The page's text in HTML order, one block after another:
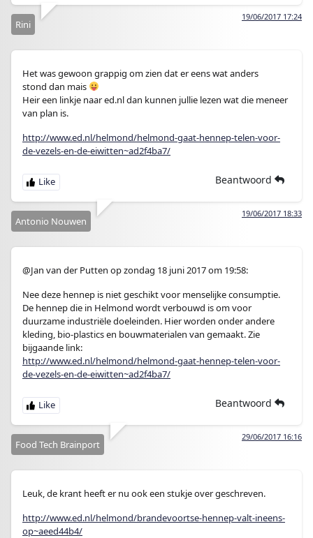
19/06/2017 17:24
Rini
Het was gewoon grappig om zien dat er eens wat anders
stond dan mais
Heir een linkje naar ed.nl dan kunnen jullie lezen wat die meneer
van plan is.
http://www.ed.nl/helmond/helmond-gaat-hennep-telen-voor-
de-vezels-en-de-eiwitten~ad2f4ba7/
Beantwoord
19/06/2017 18:33
Antonio Nouwen
@Jan van der Putten op zondag 18 juni 2017 om 19:58:
Nee deze hennep is niet geschikt voor menselijke consumptie.
De hennep die in Helmond wordt verbouwd is om voor
duurzame industriële doeleinden. Hier worden onder andere
kleding, bio-plastics en bouwmaterialen van gemaakt. Zie
bijgaande link:
http://www.ed.nl/helmond/helmond-gaat-hennep-telen-voor-
de-vezels-en-de-eiwitten~ad2f4ba7/
Beantwoord
29/06/2017 16:16
Food Tech Brainport
Leuk, de krant heeft er nu ook een stukje over geschreven.
http://www.ed.nl/helmond/brandevoortse-hennep-valt-ineens-
op~aeed44b4/